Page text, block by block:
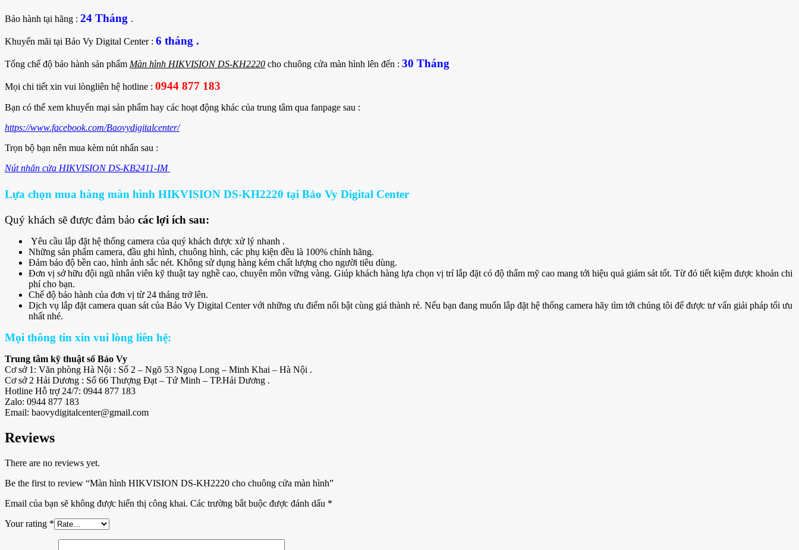
Bảo hành tại hãng : 24 Tháng .
Khuyến mãi tại Bảo Vy Digital Center : 6 tháng .
Tổng chế độ bảo hành sản phẩm Màn hình HIKVISION DS-KH2220 cho chuông cửa màn hình lên đến : 30 Tháng
Mọi chi tiết xin vui lòngliên hệ hotline : 0944 877 183
Bạn có thể xem khuyến mại sản phẩm hay các hoạt động khác của trung tâm qua fanpage sau :
https://www.facebook.com/Baovydigitalcenter/
Trọn bộ bạn nên mua kèm nút nhấn sau :
Nút nhấn cửa HIKVISION DS-KB2411-IM
Lựa chọn mua hàng màn hình HIKVISION DS-KH2220 tại Bảo Vy Digital Center
Quý khách sẽ được đảm bảo các lợi ích sau:
Yêu cầu lắp đặt hệ thống camera của quý khách được xử lý nhanh .
Những sản phẩm camera, đầu ghi hình, chuông hình, các phụ kiện đều là 100% chính hãng.
Đảm bảo độ bền cao, hình ảnh sắc nét. Không sử dụng hàng kém chất lượng cho người tiêu dùng.
Đơn vị sở hữu đội ngũ nhân viên kỹ thuật tay nghề cao, chuyên môn vững vàng. Giúp khách hàng lựa chọn vị trí lắp đặt có độ thẩm mỹ cao mang tới hiệu quả giám sát tốt. Từ đó tiết kiệm được khoản chi
phí cho bạn.
Chế độ bảo hành của đơn vị từ 24 tháng trở lên.
Dịch vụ lắp đặt camera quan sát của Bảo Vy Digital Center với những ưu điểm nổi bật cùng giá thành rẻ. Nếu bạn đang muốn lắp đặt hệ thống camera hãy tìm tới chúng tôi để được tư vấn giải pháp tối ưu
nhất nhé.
Mọi thông tin xin vui lòng liên hệ:
Trung tâm kỹ thuật số Bảo Vy
Cơ sở 1: Văn phòng Hà Nội : Số 2 – Ngõ 53 Ngoạ Long – Minh Khai – Hà Nội .
Cơ sở 2 Hải Dương : Số 66 Thượng Đạt – Tứ Minh – TP.Hải Dương .
Hotline Hỗ trợ 24/7: 0944 877 183
Zalo: 0944 877 183
Email: baovydigitalcenter@gmail.com
Reviews
There are no reviews yet.
Be the first to review “Màn hình HIKVISION DS-KH2220 cho chuông cửa màn hình”
Email của bạn sẽ không được hiển thị công khai. Các trường bắt buộc được đánh dấu *
Your rating *